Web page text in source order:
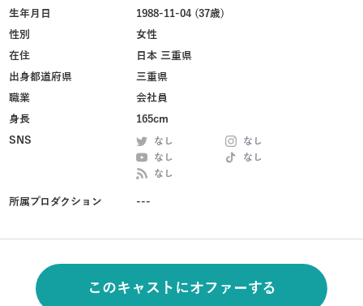
生年月日
1988-11-04 (37歳)
性別
女性
在住
日本 三重県
出身都道府県
三重県
職業
会社員
身長
165cm
SNS
なし
なし
なし
なし
なし
所属プロダクション ---
このキャストにオファーする